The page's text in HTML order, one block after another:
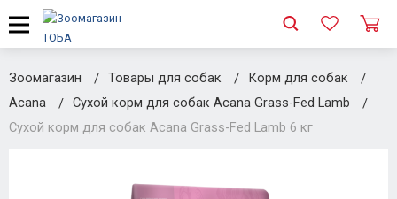
Зоомагазин Товары для собак
Корм для собак
Acana
Сухой корм для собак Acana Grass-Fed Lamb
Сухой корм для собак Acana Grass-Fed Lamb 6 кг